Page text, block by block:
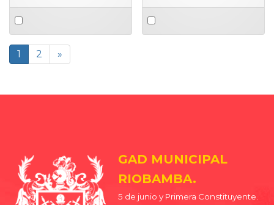
Select
an
item
Select
an
1 2 »
GAD MUNICIPAL
RIOBAMBA.
5 de junio y Primera Constituyente.